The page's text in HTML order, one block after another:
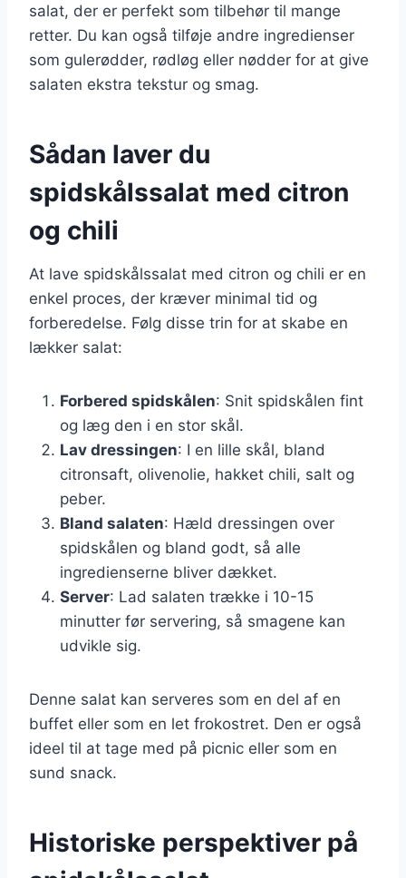
salat, der er perfekt som tilbehør til mange
retter. Du kan også tilføje andre ingredienser
som gulerødder, rødløg eller nødder for at give
salaten ekstra tekstur og smag.
Sådan laver du
spidskålssalat med citron
og chili
At lave spidskålssalat med citron og chili er en
enkel proces, der kræver minimal tid og
forberedelse. Følg disse trin for at skabe en
lækker salat:
Forbered spidskålen: Snit spidskålen fint
og læg den i en stor skål.
Lav dressingen: I en lille skål, bland
citronsaft, olivenolie, hakket chili, salt og
peber.
Bland salaten: Hæld dressingen over
spidskålen og bland godt, så alle
ingredienserne bliver dækket.
Server: Lad salaten trække i 10-15
minutter før servering, så smagene kan
udvikle sig.
Denne salat kan serveres som en del af en
buffet eller som en let frokostret. Den er også
ideel til at tage med på picnic eller som en
sund snack.
Historiske perspektiver på